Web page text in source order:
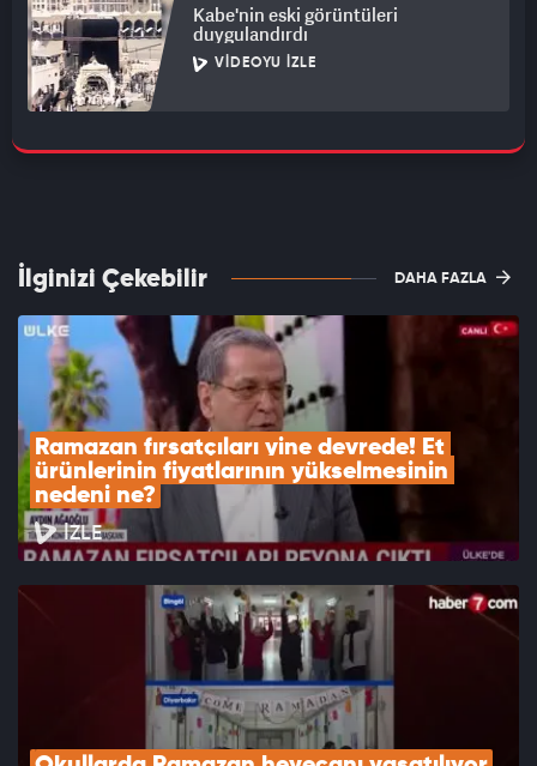
Kabe'nin eski görüntüleri
duygulandırdı
VIDEOYU İZLE
İlginizi Çekebilir DAHA FAZLA
Ramazan fırsatçıları yine devrede! Et
ürünlerinin fiyatlarının yükselmesinin
nedeni ne?
İZLE